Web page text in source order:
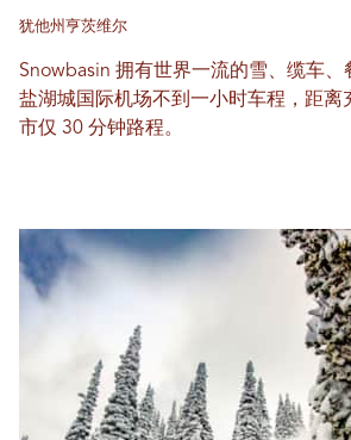
犹他州亨茨维尔
Snowbasin 拥有世界一流的雪、缆车、
盐湖城国际机场不到一小时车程，距离
市仅 30 分钟路程。